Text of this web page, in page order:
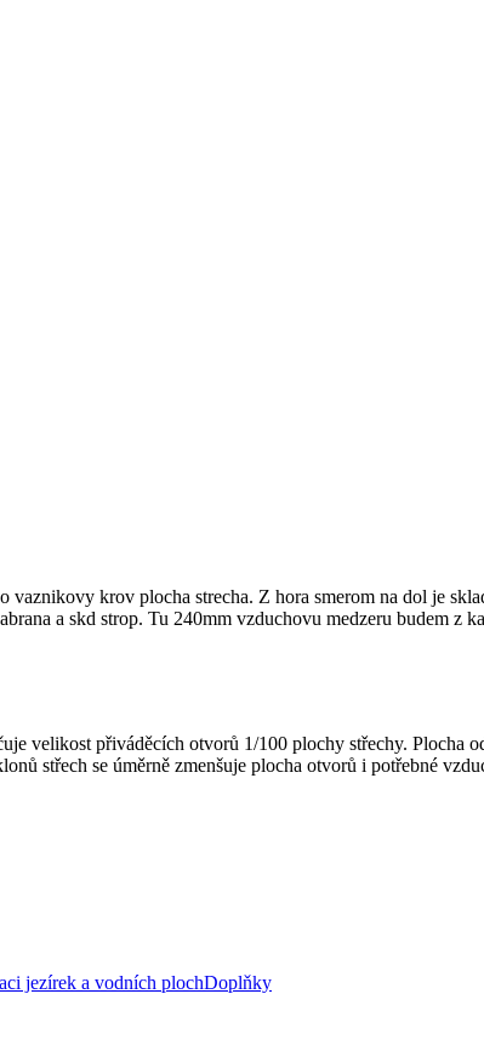
vaznikovy krov plocha strecha. Z hora smerom na dol je
a skd strop. Tu 240mm vzduchovu medzeru budem z
velikost přiváděcích otvorů 1/100 plochy střechy.
střech se úměrně zmenšuje plocha otvorů i potřebné
jezírek a vodních plochDoplňky